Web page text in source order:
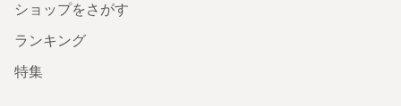
ショップをさがす
ランキング
特集